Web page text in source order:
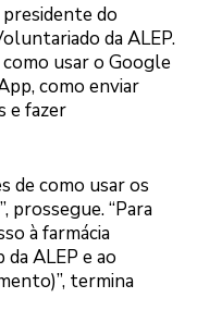
presidente do
da ALEP.
usar o Google
como enviar
e fazer
de como usar os
prossegue. “Para
à farmácia
ALEP e ao
termina